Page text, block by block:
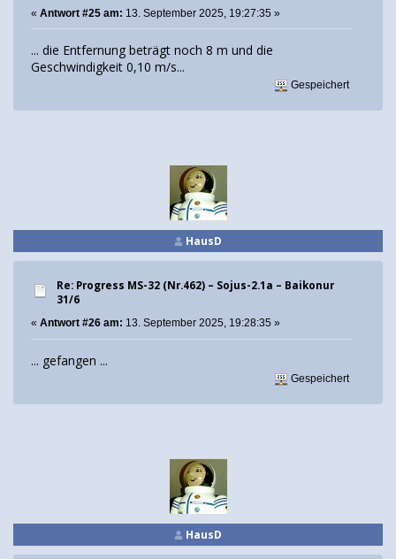
« Antwort #25 am: 13. September 2025, 19:27:35 »
... die Entfernung beträgt noch 8 m und die
Geschwindigkeit 0,10 m/s...
Gespeichert
HausD
Re: Progress MS-32 (Nr.462) – Sojus-2.1а – Baikonur
31/6
« Antwort #26 am: 13. September 2025, 19:28:35 »
... gefangen ...
Gespeichert
HausD